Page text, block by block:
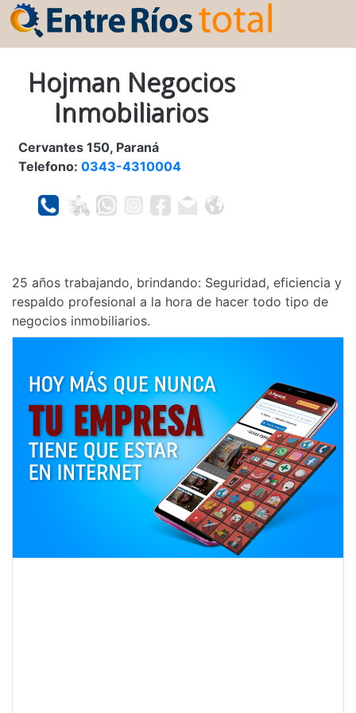
Hojman Negocios
Inmobiliarios
Cervantes 150, Paraná
Telefono: 0343-4310004
25 años trabajando, brindando: Seguridad, eficiencia y
respaldo profesional a la hora de hacer todo tipo de
negocios inmobiliarios.